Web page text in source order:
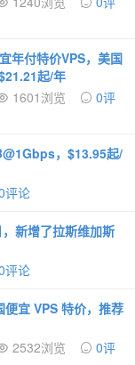
年付特价VPS，美国
起/年
1601浏览
0评
，$13.95起/
评论
新增了拉斯维加斯
评论
宜 VPS 特价，推荐
2532浏览
0评